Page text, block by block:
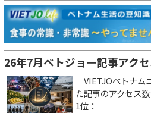
26年7月ベトジョー記事アク
VIETJOベトナム
た記事のアクセス
1位：